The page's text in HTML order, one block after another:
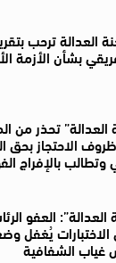
العدالة ترحب
بشأن الأزمة
تحذر من
الاحتجاز
وتطالب بالإفراج
العدالة”: العفو
الاختبارات يُغفل
غياب الشفافية